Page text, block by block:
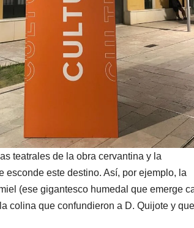
teatrales de la obra cervantina y la
este destino. Así, por ejemplo, la
(ese gigantesco humedal que emerge
colina que confundieron a D. Quijote y que